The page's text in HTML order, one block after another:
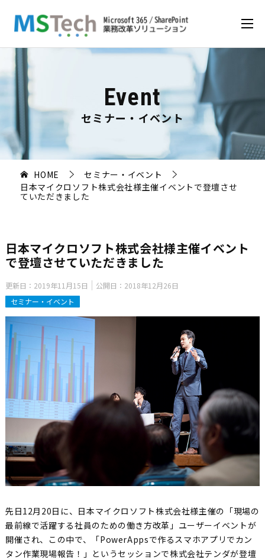
Event
セミナー・イベント
HOME
セミナー・イベント
日本マイクロソフト株式会社様主催イベントで登壇させ
ていただきました
日本マイクロソフト株式会社様主催イベント
で登壇させていただきました
更新日： 2019年11月15日 公開日： 2018年12月26日
セミナー・イベント
先日12月20日に、日本マイクロソフト株式会社様主催の「現場の
最前線で活躍する社員のための働き方改革」ユーザーイベントが
開催され、この中で、「PowerAppsで作るスマホアプリでカン
タン作業現場報告！」というセッションで株式会社テンダが登壇